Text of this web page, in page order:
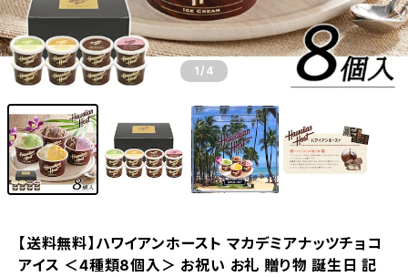
1 /4
【送料無料】ハワイアンホースト マカデミアナッツチョコ
アイス ＜4種類8個入＞ お祝い お礼 贈り物 誕生日 記